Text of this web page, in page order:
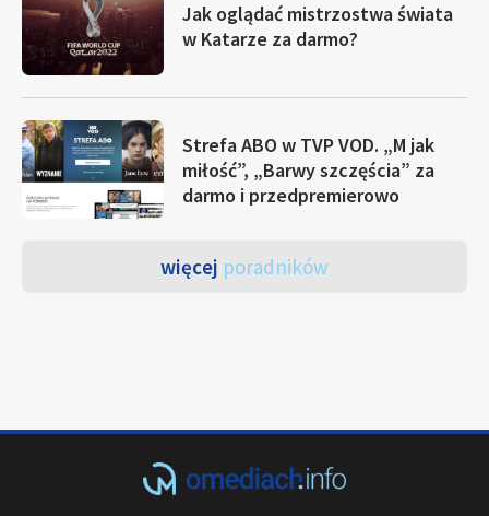
Jak oglądać mistrzostwa świata
w Katarze za darmo?
Strefa ABO w TVP VOD. „M jak
miłość”, „Barwy szczęścia” za
darmo i przedpremierowo
więcej poradników